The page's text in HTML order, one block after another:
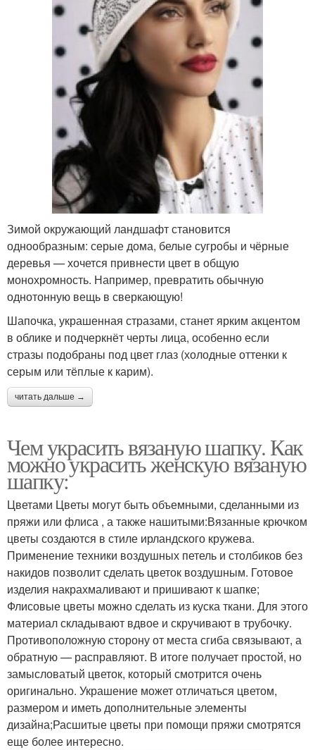
Зимой окружающий ландшафт становится
однообразным: серые дома, белые сугробы и чёрные
деревья — хочется привнести цвет в общую
монохромность. Например, превратить обычную
однотонную вещь в сверкающую!
Шапочка, украшенная стразами, станет ярким акцентом
в облике и подчеркнёт черты лица, особенно если
стразы подобраны под цвет глаз (холодные оттенки к
серым или тёплые к карим).
читать дальше →
Чем украсить вязаную шапку. Как
можно украсить женскую вязаную
шапку:
Цветами Цветы могут быть объемными, сделанными из
пряжи или флиса , а также нашитыми:Вязанные крючком
цветы создаются в стиле ирландского кружева.
Применение техники воздушных петель и столбиков без
накидов позволит сделать цветок воздушным. Готовое
изделия накрахмаливают и пришивают к шапке;
Флисовые цветы можно сделать из куска ткани. Для этого
материал складывают вдвое и скручивают в трубочку.
Противоположную сторону от места сгиба связывают, а
обратную — расправляют. В итоге получает простой, но
замысловатый цветок, который смотрится очень
оригинально. Украшение может отличаться цветом,
размером и иметь дополнительные элементы
дизайна;Расшитые цветы при помощи пряжи смотрятся
еще более интересно.